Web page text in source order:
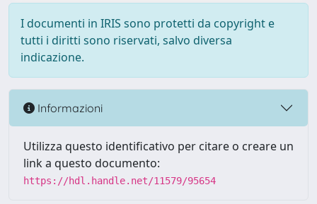
I documenti in IRIS sono protetti da copyright e
tutti i diritti sono riservati, salvo diversa
indicazione.
Informazioni
Utilizza questo identificativo per citare o creare un
link a questo documento:
https://hdl.handle.net/11579/95654